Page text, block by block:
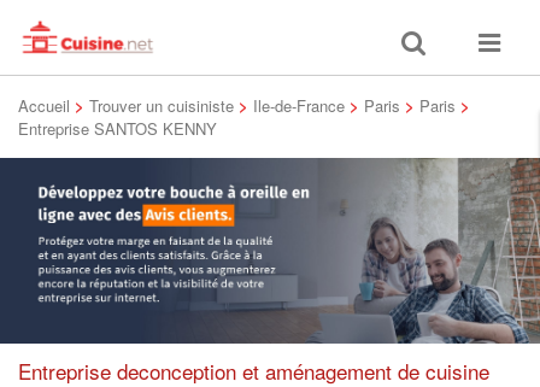
Toggle
search
Toggle
Accueil > Trouver un cuisiniste > Ile-de-France > Paris > Paris >
Entreprise SANTOS KENNY
Entreprise deconception et aménagement de cuisine